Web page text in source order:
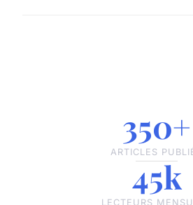
350+
ARTICLES
45k
LECTEURS